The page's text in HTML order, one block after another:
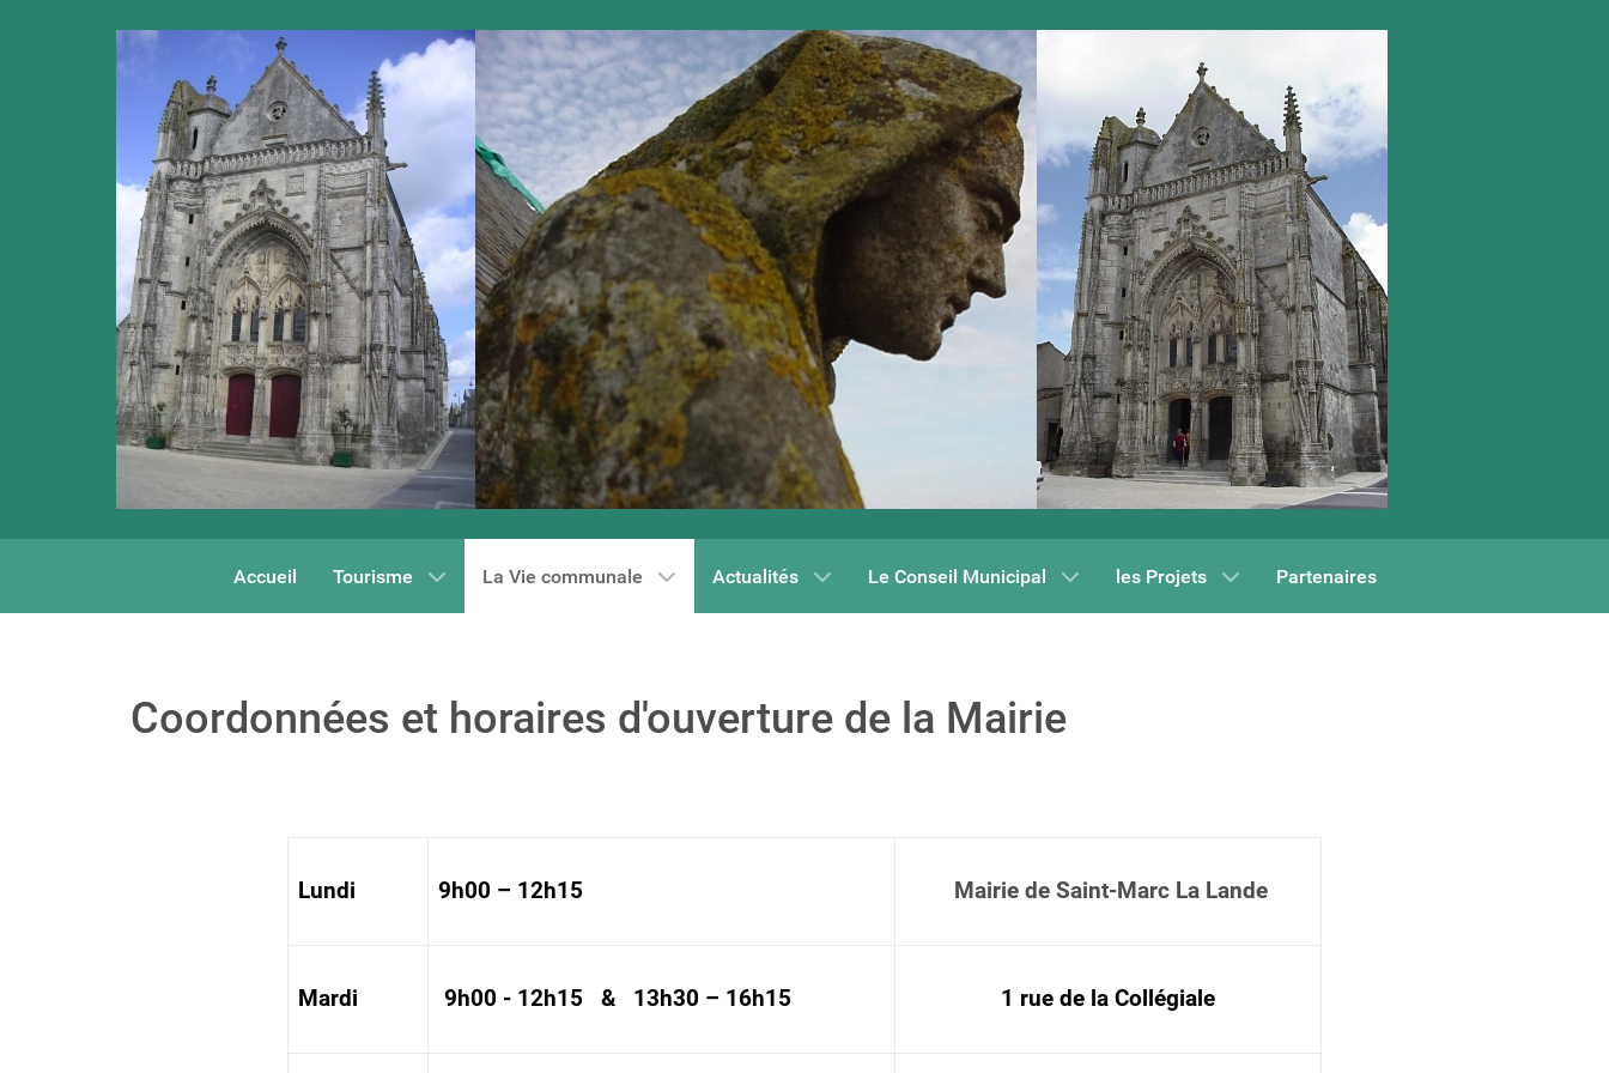
Accueil Tourisme La Vie communale Actualités Le Conseil Municipal les Projets Partenaires
Coordonnées et horaires d'ouverture de la Mairie
Lundi 9h00 – 12h15 Mairie de Saint-Marc La Lande
Mardi 9h00 - 12h15 & 13h30 – 16h15 1 rue de la Collégiale